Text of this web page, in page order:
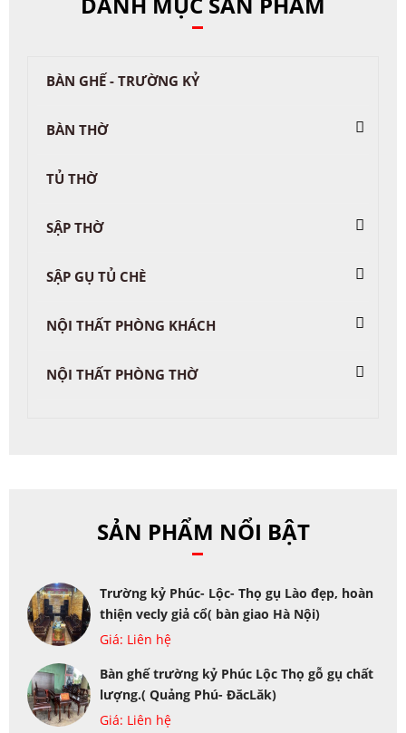
BÀN GHẾ - TRƯỜNG KỶ
BÀN THỜ
TỦ THỜ
SẬP THỜ
SẬP GỤ TỦ CHÈ
NỘI THẤT PHÒNG KHÁCH
NỘI THẤT PHÒNG THỜ
SẢN PHẨM NỔI BẬT
Trường kỷ Phúc- Lộc- Thọ gụ Lào đẹp, hoàn
thiện vecly giả cổ( bàn giao Hà Nội)
Giá: Liên hệ
Bàn ghế trường kỷ Phúc Lộc Thọ gỗ gụ chất
lượng.( Quảng Phú- ĐăcLăk)
Giá: Liên hệ